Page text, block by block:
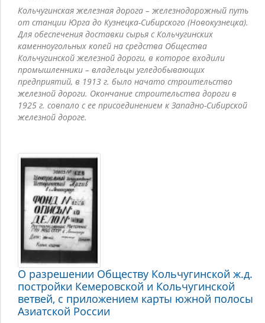
Кольчугинская железная дорога – железнодорожный путь
от станции Юрга до Кузнецка-Сибирского (Новокузнецка).
Для обеспечения доставки сырья с Кольчугинских
каменноугольных копей на средства Общества
Кольчугинской железной дороги, в которое входили
промышленники – владельцы угледобывающих
предприятий, в 1913 г. было начато строительство
железной дороги. Окончание строительства дороги в
1925 г. совпало с ее присоединением к Западно-Сибирской
железной дороге.
О разрешении Обществу Кольчугинской ж.д.
постройки Кемеровской и Кольчугинской
ветвей, с приложением карты южной полосы
Азиатской России